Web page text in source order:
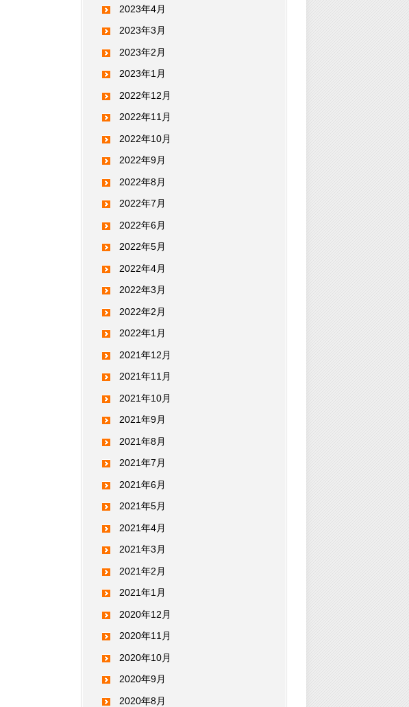
2023年4月
2023年3月
2023年2月
2023年1月
2022年12月
2022年11月
2022年10月
2022年9月
2022年8月
2022年7月
2022年6月
2022年5月
2022年4月
2022年3月
2022年2月
2022年1月
2021年12月
2021年11月
2021年10月
2021年9月
2021年8月
2021年7月
2021年6月
2021年5月
2021年4月
2021年3月
2021年2月
2021年1月
2020年12月
2020年11月
2020年10月
2020年9月
2020年8月